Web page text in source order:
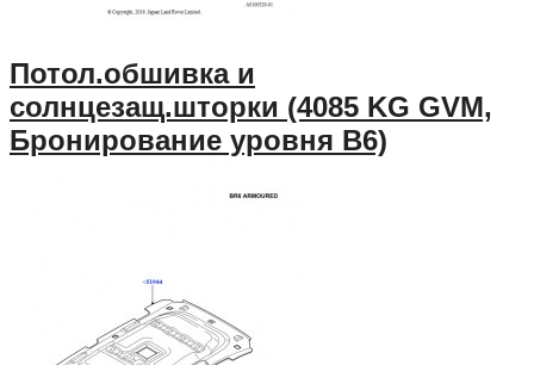
Потол.обшивка и
солнцезащ.шторки (4085 KG GVM,
Бронирование уровня B6)